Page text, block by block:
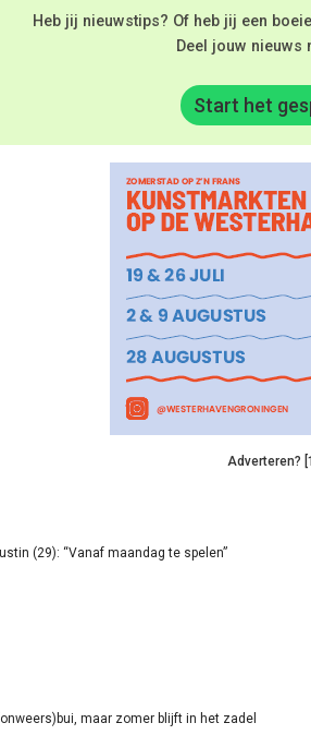
Heb jij nieuwstips? Of heb jij een
Deel jouw nieuws
Start het
Adverteren? [1]
(29): “Vanaf maandag te spelen”
maar zomer blijft in het zadel